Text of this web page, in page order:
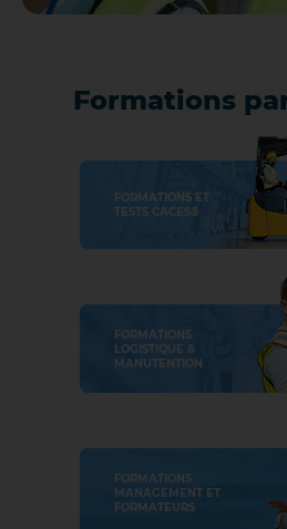
Formations
FORMATIONS ET
TESTS CACES®
FORMATIONS
LOGISTIQUE &
MANUTENTION
FORMATIONS
MANAGEMENT ET
FORMATEURS